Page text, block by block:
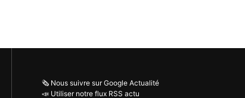
🗞️ Nous suivre sur Google Actualité
📣 Utiliser notre flux RSS actu